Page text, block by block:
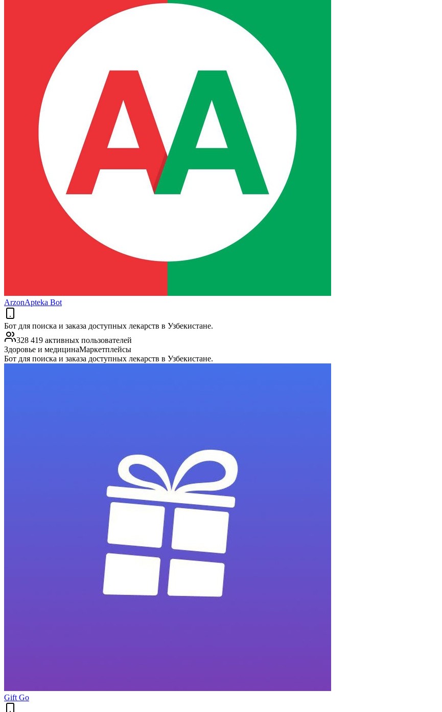
ArzonApteka Bot
Бот для поиска и заказа доступных лекарств в Узбекистане.
328 419 активных пользователей
Здоровье и медицинаМаркетплейсы
Бот для поиска и заказа доступных лекарств в Узбекистане.
Gift Go